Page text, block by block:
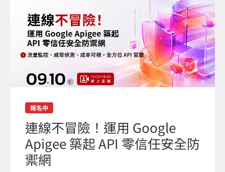
報名中
連線不冒險！運用 Google
Apigee 築起 API 零信任安全防
禦網